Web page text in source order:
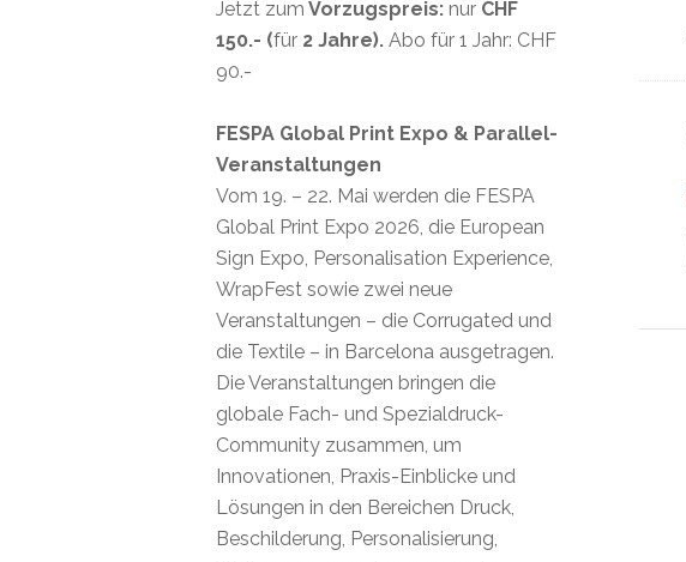
Jetzt zum Vorzugspreis: nur CHF
150.- (für 2 Jahre). Abo für 1 Jahr: CHF
90.-
FESPA Global Print Expo & Parallel-
Veranstaltungen
Vom 19. – 22. Mai werden die FESPA
Global Print Expo 2026, die European
Sign Expo, Personalisation Experience,
WrapFest sowie zwei neue
Veranstaltungen – die Corrugated und
die Textile – in Barcelona ausgetragen.
Die Veranstaltungen bringen die
globale Fach- und Spezialdruck-
Community zusammen, um
Innovationen, Praxis-Einblicke und
Lösungen in den Bereichen Druck,
Beschilderung, Personalisierung,